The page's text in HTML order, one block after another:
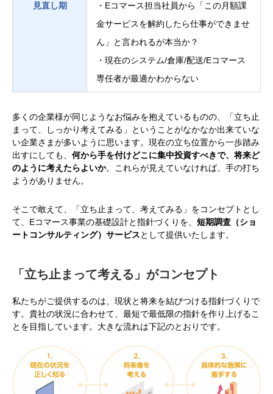
見直し期
・Eコマース担当社員から「この月額課
金サービスを解約したら仕事ができませ
ん」と言われるが本当か？
・現在のシステム/倉庫/配送/Eコマース
専任者が最適かわからない
多くの企業様が同じようなお悩みを抱えているものの、「立ち止
まって、しっかり考えてみる」ということがなかなか出来ていな
い企業さまが多いように思います。現在の立ち位置から一歩踏み
出すにしても、 何から手を付けどこに集中投資すべきで、将来ど
のように考えたらよいか。これらが見えていなければ、手の打ち
ようがありません。
そこで敢えて、「立ち止まって、考えてみる」をコンセプトとし
て、Eコマース事業の基礎設計と指針づくりを、 短期調査（ショ
ートコンサルティング）サービスとして提供いたします。
「立ち止まって考える」がコンセプト
私たちがご提供するのは、現状と将来を結びつける指針づくりで
す。貴社の状況に合わせて、最短で最低限の指針を作り上げるこ
とを目指しています。大きな流れは下記のとおりです。